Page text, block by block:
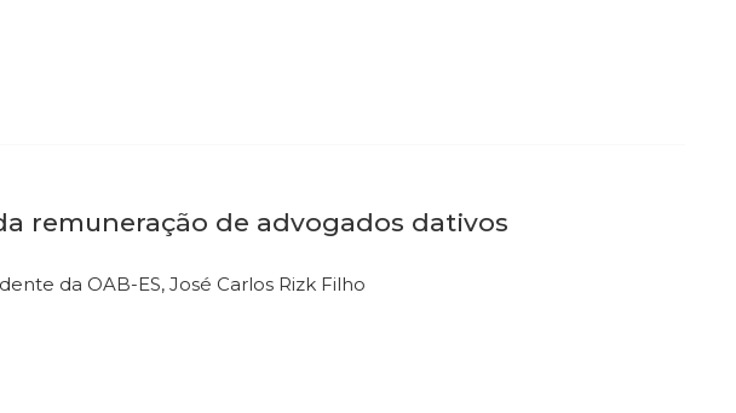
remuneração de advogados dativos
da OAB-ES, José Carlos Rizk Filho